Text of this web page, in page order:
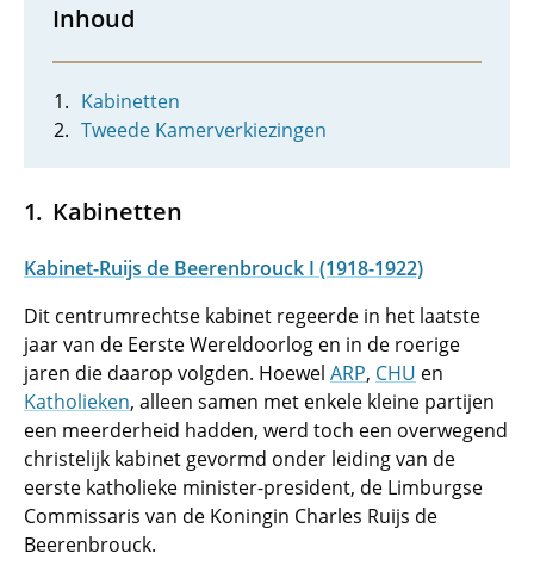
Inhoud
Kabinetten
Tweede Kamerverkiezingen
Kabinetten
Kabinet-Ruijs de Beerenbrouck I (1918-1922)
Dit centrumrechtse kabinet regeerde in het laatste
jaar van de Eerste Wereldoorlog en in de roerige
jaren die daarop volgden. Hoewel ARP, CHU en
Katholieken, alleen samen met enkele kleine partijen
een meerderheid hadden, werd toch een overwegend
christelijk kabinet gevormd onder leiding van de
eerste katholieke minister-president, de Limburgse
Commissaris van de Koningin Charles Ruijs de
Beerenbrouck.